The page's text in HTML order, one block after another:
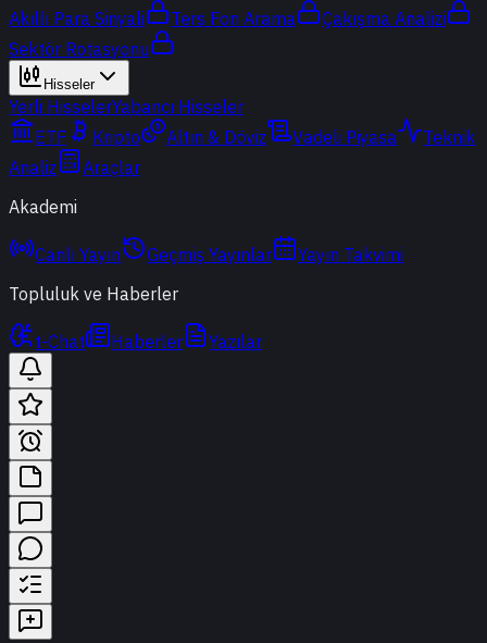
Akıllı Para Sinyali
Ters Fon Arama
Çakışma Analizi
Sektör Rotasyonu
Hisseler
Yerli HisselerYabancı Hisseler
ETF
Kripto Altın & Döviz Vadeli Piyasa
Teknik
Analiz
Araçlar
Akademi
Canlı Yayın Geçmiş Yayınlar
Yayın Takvimi
Topluluk ve Haberler
t-Chat Haberler Yazılar